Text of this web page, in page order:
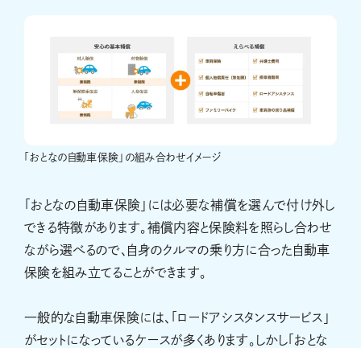
「おとなの自動車保険」の組み合わせイメージ
「おとなの自動車保険」には必要な補償を選んで付け外し
できる特徴があります。補償内容と保険料を照らし合わせ
ながら選べるので、自身のクルマの乗り方に合った自動車
保険を組み立てることができます。
一般的な自動車保険には、「ロードアシスタンスサービス」
がセットになっているケースが多くあります。しかし「おとな